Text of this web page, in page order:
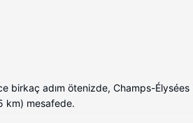
birkaç adım ötenizde, Champs-
km) mesafede.